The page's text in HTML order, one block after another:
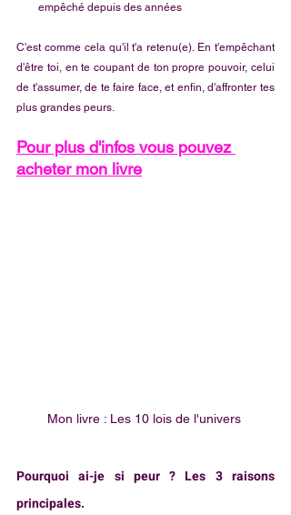
empêché depuis des années
C'est comme cela qu'il t'a retenu(e). En t'empêchant
d'être toi, en te coupant de ton propre pouvoir, celui
de t'assumer, de te faire face, et enfin, d'affronter tes
plus grandes peurs.
Pour plus d'infos vous pouvez
acheter mon livre
Mon livre : Les 10 lois de l'univers
Pourquoi ai-je si peur ? Les 3 raisons
principales.